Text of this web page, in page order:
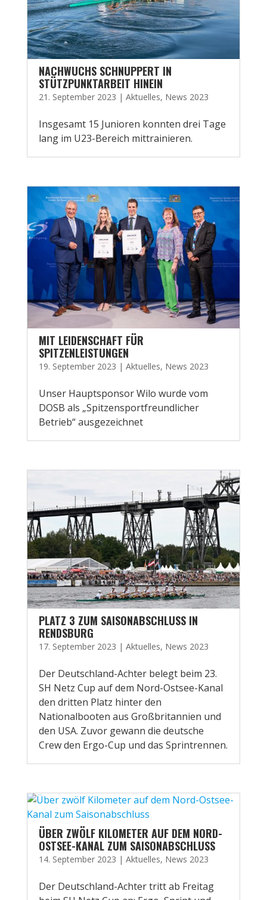
NACHWUCHS SCHNUPPERT IN
STÜTZPUNKTARBEIT HINEIN
21. September 2023 | Aktuelles, News 2023
Insgesamt 15 Junioren konnten drei Tage
lang im U23-Bereich mittrainieren.
MIT LEIDENSCHAFT FÜR
SPITZENLEISTUNGEN
19. September 2023 | Aktuelles, News 2023
Unser Hauptsponsor Wilo wurde vom
DOSB als „Spitzensportfreundlicher
Betrieb“ ausgezeichnet
PLATZ 3 ZUM SAISONABSCHLUSS IN
RENDSBURG
17. September 2023 | Aktuelles, News 2023
Der Deutschland-Achter belegt beim 23.
SH Netz Cup auf dem Nord-Ostsee-Kanal
den dritten Platz hinter den
Nationalbooten aus Großbritannien und
den USA. Zuvor gewann die deutsche
Crew den Ergo-Cup und das Sprintrennen.
ÜBER ZWÖLF KILOMETER AUF DEM NORD-
OSTSEE-KANAL ZUM SAISONABSCHLUSS
14. September 2023 | Aktuelles, News 2023
Der Deutschland-Achter tritt ab Freitag